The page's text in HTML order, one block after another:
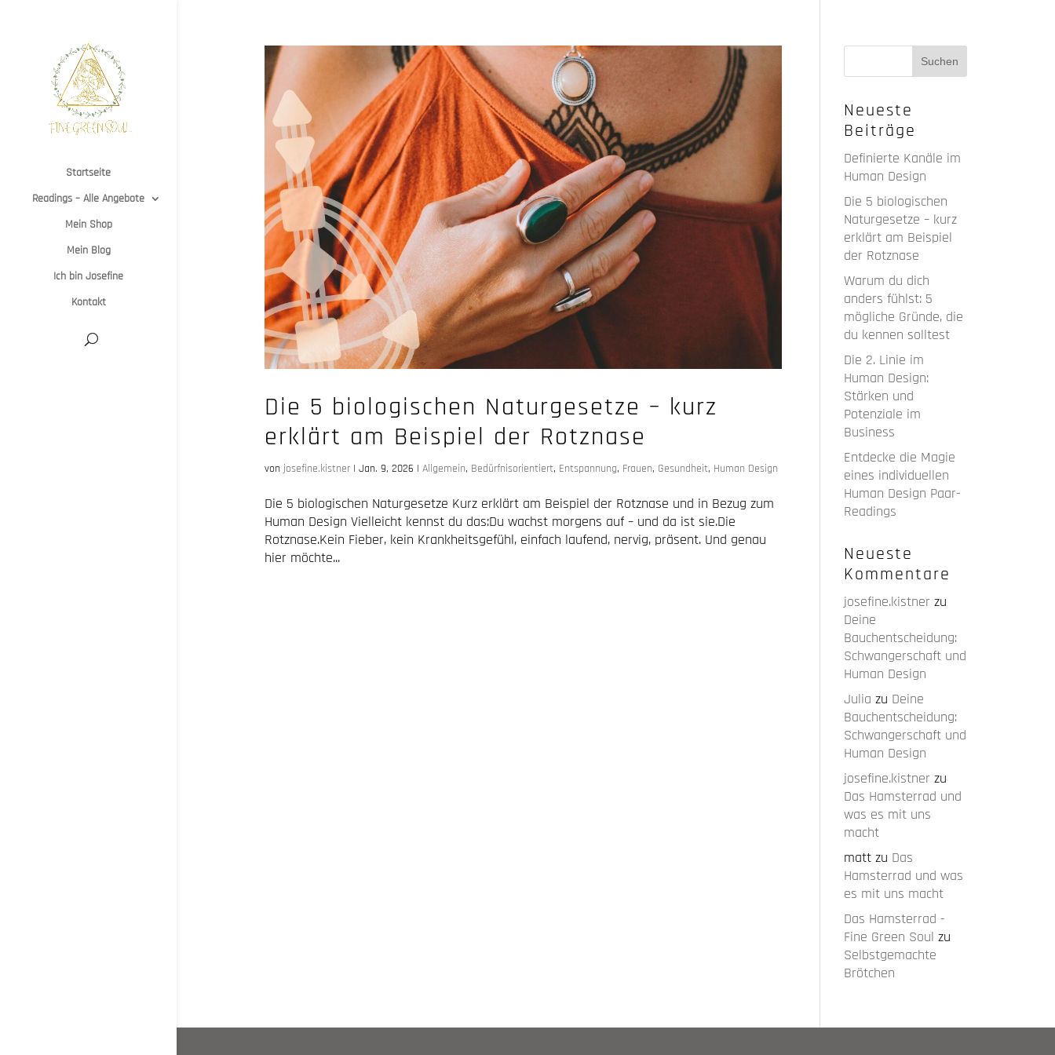
Startseite
Readings – Alle Angebote
Mein Shop
Mein Blog
Ich bin Josefine
Kontakt
Die 5 biologischen Naturgesetze – kurz
erklärt am Beispiel der Rotznase
von josefine.kistner| Jan. 9, 2026 | Allgemein, Bedürfnisorientiert, Entspannung, Frauen, Gesundheit, Human Design
Die 5 biologischen Naturgesetze Kurz erklärt am Beispiel der Rotznase und in Bezug zum
Human Design Vielleicht kennst du das:Du wachst morgens auf – und da ist sie.Die
Rotznase.Kein Fieber, kein Krankheitsgefühl, einfach laufend, nervig, präsent. Und genau
hier möchte...
Neueste
Beiträge
Definierte Kanäle im
Human Design
Die 5 biologischen
Naturgesetze – kurz
erklärt am Beispiel
der Rotznase
Warum du dich
anders fühlst: 5
mögliche Gründe, die
du kennen solltest
Die 2. Linie im
Human Design:
Stärken und
Potenziale im
Business
Entdecke die Magie
eines individuellen
Human Design Paar-
Readings
Neueste
Kommentare
josefine.kistner zu
Deine
Bauchentscheidung:
Schwangerschaft und
Human Design
Julia zu Deine
Bauchentscheidung:
Schwangerschaft und
Human Design
josefine.kistner zu
Das Hamsterrad und
was es mit uns
macht
matt zu Das
Hamsterrad und was
es mit uns macht
Das Hamsterrad -
Fine Green Soul zu
Selbstgemachte
Brötchen